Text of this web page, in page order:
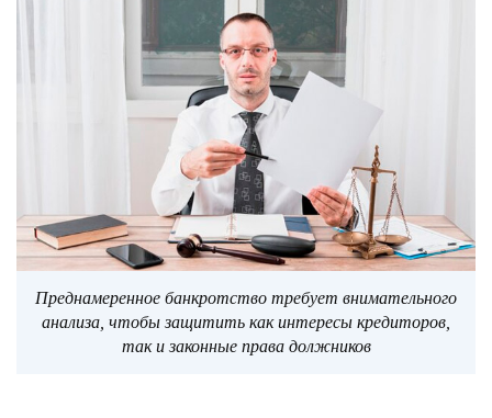
Преднамеренное банкротство требует внимательного
анализа, чтобы защитить как интересы кредиторов,
так и законные права должников